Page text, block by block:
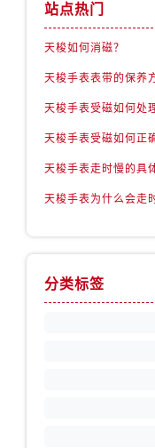
站点热门
天梭如何消磁？
天梭手表表带的保养
天梭手表受磁如何处
天梭手表受磁如何正
天梭手表走时慢的具
天梭手表为什么会走
分类标签